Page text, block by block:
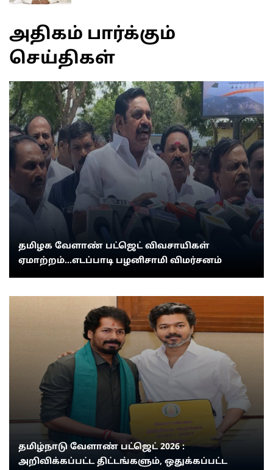
அதிகம் பார்க்கும்
செய்திகள்
தமிழக வேளாண் பட்ஜெட் விவசாயிகள்
ஏமாற்றம்...எடப்பாடி பழனிசாமி விமர்சனம்
தமிழ்நாடு வேளாண் பட்ஜெட் 2026 :
அறிவிக்கப்பட்ட திட்டங்களும், ஒதுக்கப்பட்ட